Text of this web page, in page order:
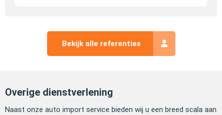
Bekijk alle referenties
Overige dienstverlening
Naast onze auto import service bieden wij u een breed scala aan